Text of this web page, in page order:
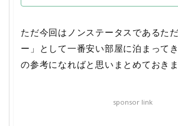
ただ今回はノンステータスであるた
ー」として一番安い部屋に泊まって
の参考になればと思いまとめておきま
sponsor link